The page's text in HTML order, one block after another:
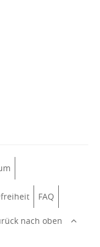
FAQ
nach oben